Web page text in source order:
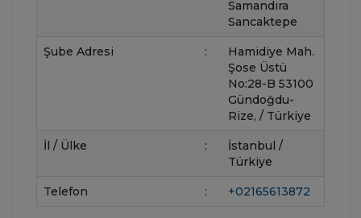
Samandıra
Sancaktepe
Şube Adresi :
Hamidiye Mah.
Şose Üstü
No:28-B 53100
Gündoğdu-
Rize, / Türkiye
İl / Ülke :
İstanbul /
Türkiye
Telefon : +02165613872